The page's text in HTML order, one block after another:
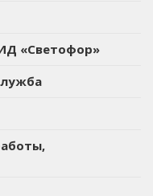
«Светофор»